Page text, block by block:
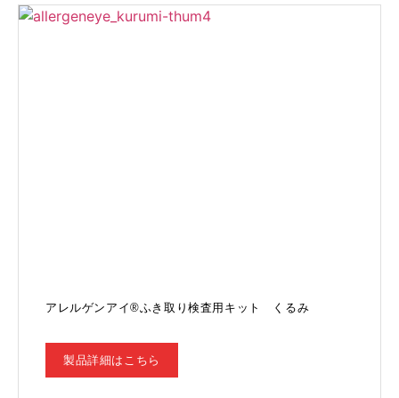
アレルゲンアイ®ふき取り検査用キット くるみ
製品詳細はこちら